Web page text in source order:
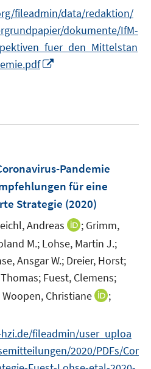
r
ö
f
f
fileadmin/data/redaktion/
dokumente/IfM-
u
F
n
s
t
e
r
ö
f
f
n
Pandemie
für eine
Strategie (2020)
Andreas
I
n
n
e
u
e
e
n
; Grimm,
M.; Lohse, Martin J.;
Ansgar W.; Dreier, Horst;
Fuest, Clemens;
Woopen, Christiane
I
e
u
;
fileadmin/user_uploa
2020/PDFs/Cor